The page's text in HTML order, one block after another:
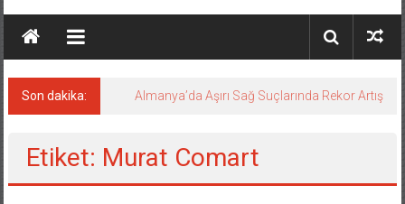
Son dakika: Almanya’da Aşırı Sağ Suçlarında Rekor Artış
Etiket: Murat Comart